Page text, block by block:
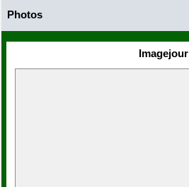
Photos
Imagejour